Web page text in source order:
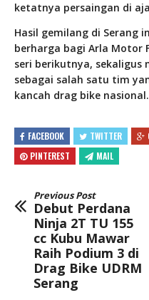
ketatnya persaingan di
Hasil gemilang di Serang
berharga bagi Arla Motor
seri berikutnya, sekaligus
sebagai salah satu tim
kancah drag bike nasional.
FACEBOOK TWITTER
PINTEREST
MAIL
Previous Post
Debut Perdana
Ninja 2T TU 155
cc Kubu Mawar
Raih Podium 3 di
Drag Bike UDRM
Serang